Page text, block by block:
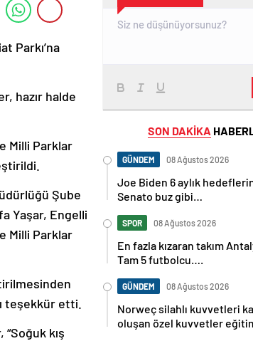
Parkı’na
hazır halde
Milli Parklar
Şube
Yaşar, Engelli
Milli Parklar
teşekkür etti.
kış
SON DAKİKA
GÜNDEM 08 Ağustos 2026
Joe Biden 6 aylık
Senato buz gibi…
SPOR 08 Ağustos 2026
En fazla kızaran takım
Tam 5 futbolcu….
GÜNDEM 08 Ağustos 2026
Norweç silahlı kuvvetleri
oluşan özel kuvvetler